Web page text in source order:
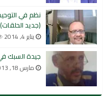
نظم في
(جديد الحلقات)
يناير 4, 2014
جيدة السبك في
مارس 18, 2013